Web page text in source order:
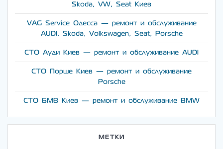
Skoda, VW, Seat Киев
VAG Service Одесса — ремонт и обслуживание
AUDI, Skoda, Volkswagen, Seat, Porsche
СТО Ауди Киев — ремонт и обслуживание AUDI
СТО Порше Киев — ремонт и обслуживание
Porsche
СТО БМВ Киев — ремонт и обслуживание BMW
МЕТКИ